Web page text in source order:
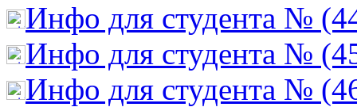
Инфо для студента №
Инфо для студента №
Инфо для студента №